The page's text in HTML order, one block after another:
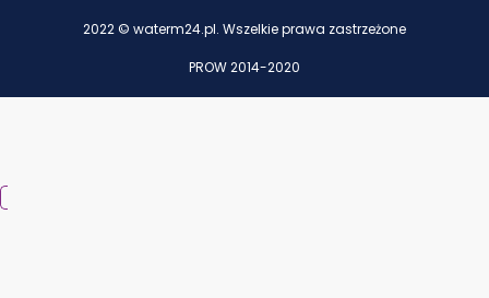
2022 © waterm24.pl. Wszelkie prawa zastrzeżone
PROW 2014-2020